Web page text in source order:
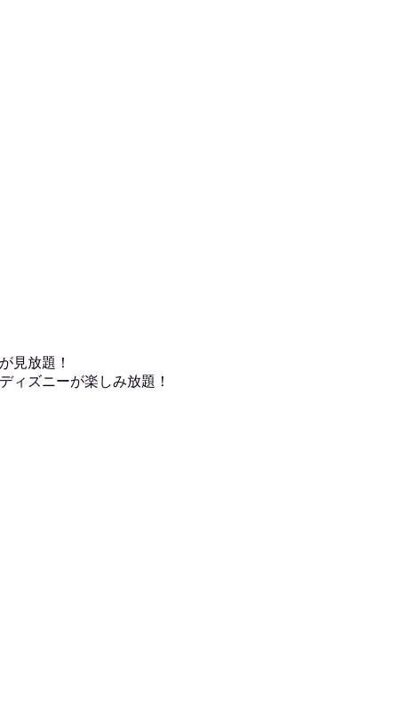
見放題！
ィズニーが楽しみ放題！